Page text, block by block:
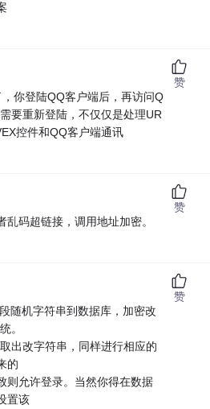
你登陆QQ客户端后，再访问Q
要重新登陆，不仅仅是处理UR
控件和QQ客户端通讯
赞
乱码超链接，调用地址加密。
赞
随机字符串到数据库，加密改
。
出改字符串，同样进行相应的
的
则允许登录。当然你得在数据
置该
赞